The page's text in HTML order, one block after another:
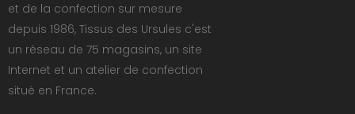
et de la confection sur mesure
depuis 1986, Tissus des Ursules c'est
un réseau de 75 magasins, un site
Internet et un atelier de confection
situé en France.